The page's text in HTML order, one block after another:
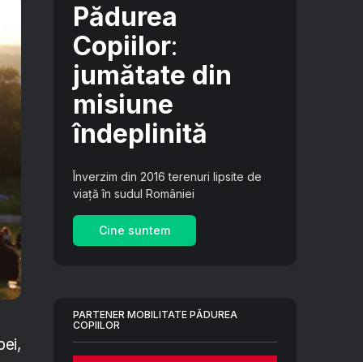
Pădurea
Copiilor:
jumătate din
misiune
îndeplinită
Înverzim din 2016 terenuri lipsite de
viață în sudul României
Cine suntem
PARTENER MOBILITATE PĂDUREA
COPIILOR